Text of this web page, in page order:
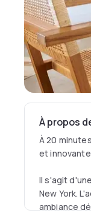
À propos
À 20
et
Il s'agit
New York.
ambiance